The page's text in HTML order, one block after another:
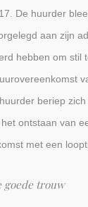
De huurder
aan zijn
hebben om stil
beriep
ontstaan van
met een
goede trouw